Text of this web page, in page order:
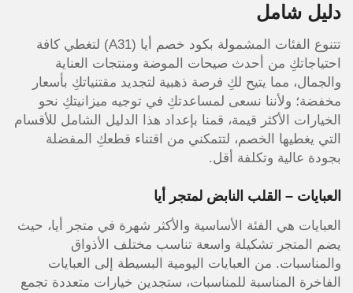
دليل شامل
تتنوع الفئات المشمولة بكود خصم أيا (A31) لتغطي كافة
احتياجاتكِ من أحدث صيحات الموضة ومنتجات العناية
والجمال، مما يتيح لكِ فرصة ذهبية لتجديد مقتنياتكِ بأسعار
مخفضة؛ ولأننا نسعى لمساعدتكِ في توجيه ميزانيتكِ نحو
الخيارات الأكثر قيمة، قمنا بإعداد هذا الدليل الشامل للأقسام
التي يغطيها الخصم، لتتمكني من اقتناء قطعكِ المفضلة
بجودة عالية وتكلفة أقل.
العبايات – القلب النابض لمتجر أيا
العبايات هي الفئة الأساسية والأكثر شهرة في متجر أيا، حيث
يضم المتجر تشكيلة واسعة تناسب مختلف الأذواق
والمناسبات. من العبايات اليومية البسيطة إلى العبايات
الفاخرة المناسبة للمناسبات، ستجدين خيارات متعددة تجمع